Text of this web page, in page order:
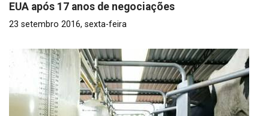
EUA após 17 anos de negociações
23 setembro 2016, sexta-feira